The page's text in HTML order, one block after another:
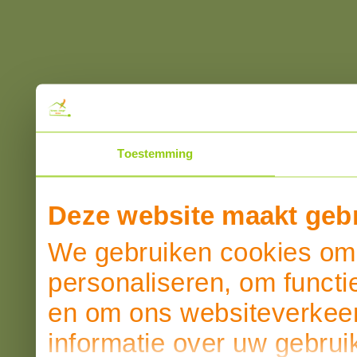
Toestemming
Deze website maakt
We gebruiken cookies
personaliseren, om
en om ons
informatie over uw